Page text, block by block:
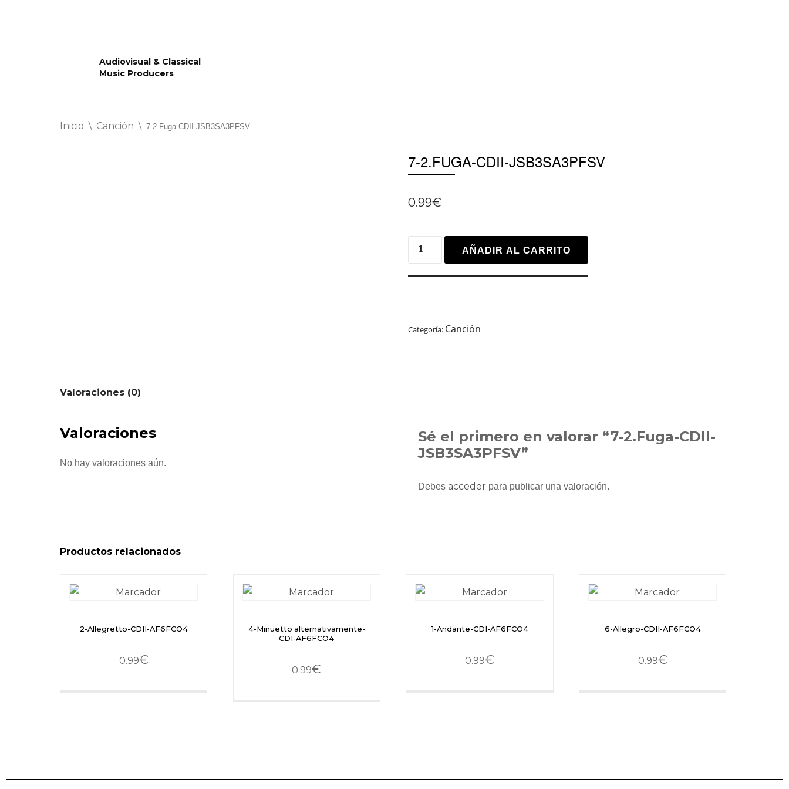
Audiovisual & Classical
Music Producers
Inicio \ Canción \ 7-2.Fuga-CDII-JSB3SA3PFSV
7-2.FUGA-CDII-JSB3SA3PFSV
0.99€
AÑADIR AL CARRITO
Categoría: Canción
Valoraciones (0)
Valoraciones
No hay valoraciones aún.
Sé el primero en valorar “7-2.Fuga-CDII-
JSB3SA3PFSV”
Debes acceder para publicar una valoración.
Productos relacionados
2-Allegretto-CDII-AF6FCO4
0.99€
4-Minuetto alternativamente-
CDI-AF6FCO4
0.99€
1-Andante-CDI-AF6FCO4
0.99€
6-Allegro-CDII-AF6FCO4
0.99€